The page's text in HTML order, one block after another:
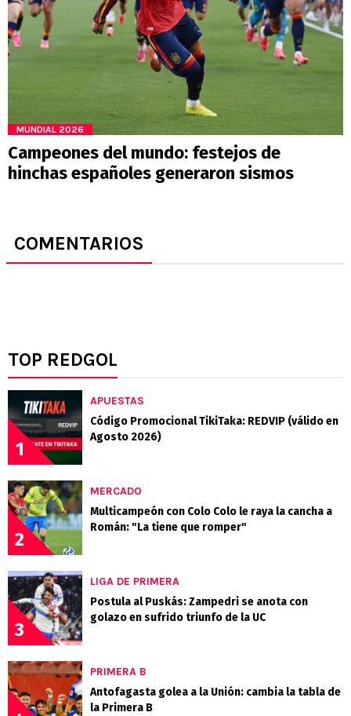
MUNDIAL 2026
Campeones del mundo: festejos de
hinchas españoles generaron sismos
COMENTARIOS
TOP REDGOL
1
APUESTAS
Código Promocional TikiTaka: REDVIP (válido en
Agosto 2026)
2
MERCADO
Multicampeón con Colo Colo le raya la cancha a
Román: "La tiene que romper"
3
LIGA DE PRIMERA
Postula al Puskás: Zampedri se anota con
golazo en sufrido triunfo de la UC
PRIMERA B
Antofagasta golea a la Unión: cambia la tabla de
la Primera B